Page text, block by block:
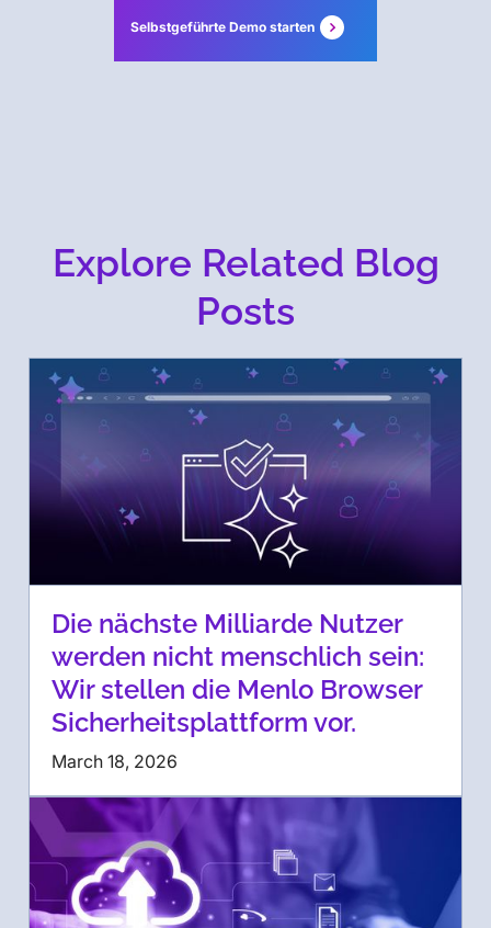
Selbstgeführte Demo starten
Explore Related Blog
Posts
Die nächste Milliarde Nutzer
werden nicht menschlich sein:
Wir stellen die Menlo Browser
Sicherheitsplattform vor.
March 18, 2026